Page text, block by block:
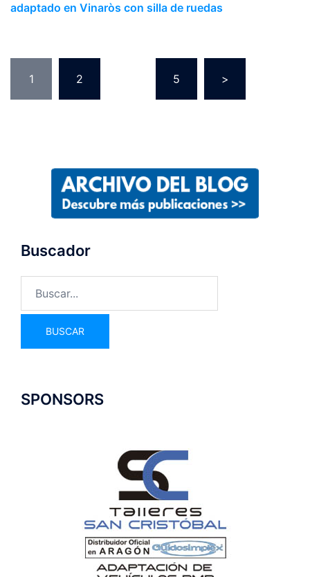
adaptado en Vinaròs con silla de ruedas
1 2 5 >
Buscador
SPONSORS